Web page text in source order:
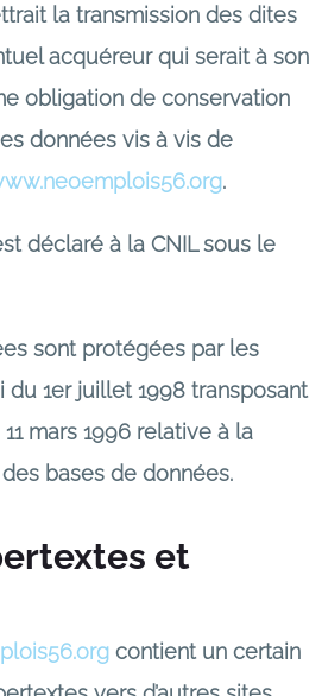
la transmission des dites
acquéreur qui serait à son
obligation de conservation
données vis à vis de
.
déclaré à la CNIL sous le
sont protégées par les
1er juillet 1998 transposant
mars 1996 relative à la
bases de données.
et
contient un certain